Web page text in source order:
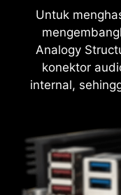
Untuk
Analogy
konektor
internal,